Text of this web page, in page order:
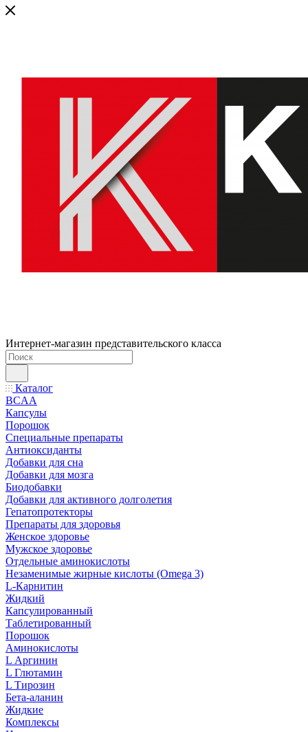
Интернет-магазин представительского класса
Каталог
BCAA
Капсулы
Порошок
Cпециальные препараты
Антиоксиданты
Добавки для сна
Добавки для мозга
Биодобавки
Добавки для активного долголетия
Гепатопротекторы
Препараты для здоровья
Женское здоровье
Мужское здоровье
Отдельные аминокислоты
Незаменимые жирные кислоты (Omega 3)
L-Карнитин
Жидкий
Капсулированный
Таблетированный
Порошок
Аминокислоты
L Аргинин
L Глютамин
L Тирозин
Бета-аланин
Жидкие
Комплексы